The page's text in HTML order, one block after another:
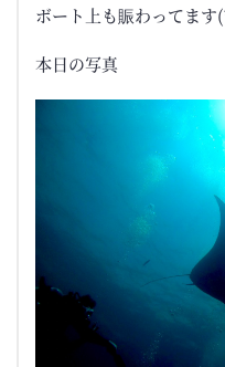
ボート上も賑わってます
本日の写真